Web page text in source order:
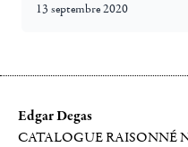
13 septembre 2020
Edgar Degas
CATALOGUE RAISONNÉ